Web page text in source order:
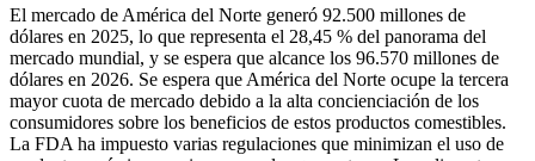
El mercado de América del Norte generó 92.500 millones de
dólares en 2025, lo que representa el 28,45 % del panorama del
mercado mundial, y se espera que alcance los 96.570 millones de
dólares en 2026. Se espera que América del Norte ocupe la tercera
mayor cuota de mercado debido a la alta concienciación de los
consumidores sobre los beneficios de estos productos comestibles.
La FDA ha impuesto varias regulaciones que minimizan el uso de